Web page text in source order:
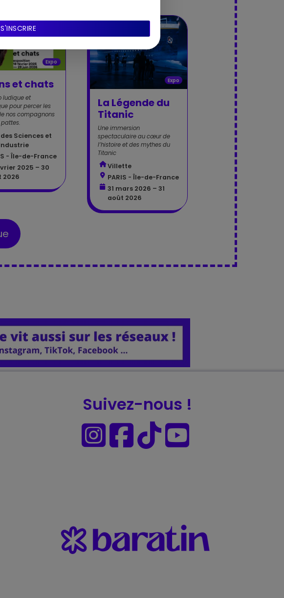
Expo
et chats
ludique et
pour percer les
nos compagnons
Sciences et
- Île-de-France
2025 – 30
2026
Expo
La Légende du
Titanic
Une immersion
spectaculaire au cœur de
l’histoire et des mythes du
Titanic
Villette
PARIS - Île-de-France
31 mars 2026 – 31
août 2026
Suivez-nous !